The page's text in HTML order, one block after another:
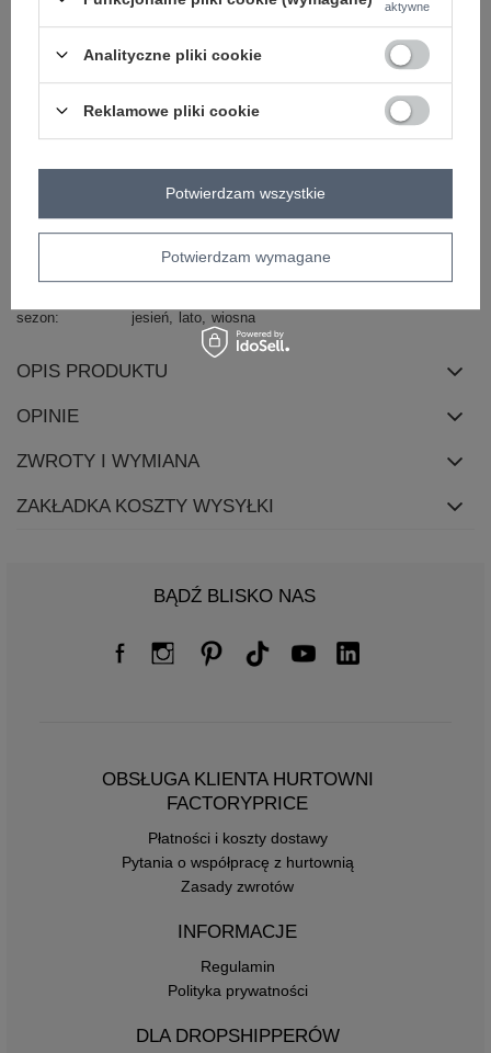
dominujący
dominujący
długość
krótka
bez kaptura
rękaw
długi rękaw
zapięcie
guziki
kieszenie
sezon
jesień lato wiosna
OPIS PRODUKTU
OPINIE
ZWROTY I WYMIANA
ZAKŁADKA KOSZTY WYSYŁKI
BĄDŹ BLISKO NAS
OBSŁUGA KLIENTA HURTOWNI
FACTORYPRICE
Płatności i koszty dostawy
Pytania o współpracę z hurtownią
Zasady zwrotów
INFORMACJE
Regulamin
Polityka prywatności
DLA DROPSHIPPERÓW
aktywne
Analityczne pliki cookie
Reklamowe pliki cookie
Potwierdzam wymagane
Potwierdzam wszystkie